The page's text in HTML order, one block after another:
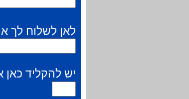
לאן לשלוח לך
יש להקליד